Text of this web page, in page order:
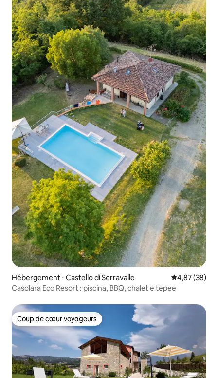
Hébergement ⋅ Castello di Serravalle Évaluation
4,87 (38)
Casolara Eco Resort : piscina, BBQ, chalet e tepee
Coup de cœur voyageurs
Coup de cœur voyageurs